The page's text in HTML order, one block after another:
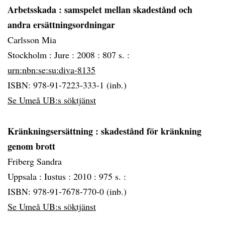
Arbetsskada : samspelet mellan skadestånd och
andra ersättningsordningar
Carlsson Mia
Stockholm : Jure : 2008 : 807 s. :
urn:nbn:se:su:diva-8135
ISBN: 978-91-7223-333-1 (inb.)
Se Umeå UB:s söktjänst
Kränkningsersättning : skadestånd för kränkning
genom brott
Friberg Sandra
Uppsala : Iustus : 2010 : 975 s. :
ISBN: 978-91-7678-770-0 (inb.)
Se Umeå UB:s söktjänst